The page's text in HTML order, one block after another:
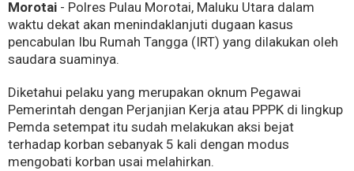
Morotai - Polres Pulau Morotai, Maluku Utara dalam
waktu dekat akan menindaklanjuti dugaan kasus
pencabulan Ibu Rumah Tangga (IRT) yang dilakukan oleh
saudara suaminya.
Diketahui pelaku yang merupakan oknum Pegawai
Pemerintah dengan Perjanjian Kerja atau PPPK di lingkup
Pemda setempat itu sudah melakukan aksi bejat
terhadap korban sebanyak 5 kali dengan modus
mengobati korban usai melahirkan.